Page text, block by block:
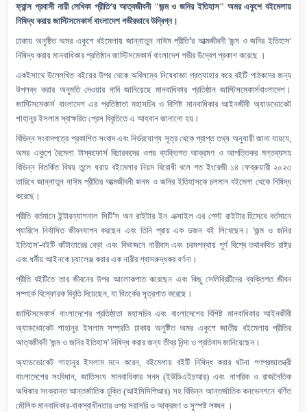
ফ্রান্স প্রবাসী নারী লেখিকা প্রীতি’র আত্বজীবনী "জন্ম ও জনির ইতিহাস" অমর একুশে বইমেলায়
নিষিদ্ধ করায় জাস্টিসমেকার্স বাংলাদেশ গভীরভাবে উদ্বিগ্ন।
ঢাকায় অনুষ্ঠিত অমর একুশে বইমেলায় জান্নাতুন নাঈম প্রীতি’র আত্মজীবনী 'জন্ম ও জনির ইতিহাস'
নিষিদ্ধ করায় মানবাধিকার প্রতিষ্ঠান জাস্টিসমেকার্স বাংলাদেশ গভীর উদ্বেগ প্রকাশ করেছে ।
একইসাথে উল্লেখিত বইয়ের উপর থেকে অবিলম্বে নিষেধাজ্ঞা প্রত্যাহার করে বইটি পাঠকদের জন্য
উপলব্ধ করার অনুমতি দেওয়ার দাবি জানিয়েছে মানবাধিকার প্রতিষ্ঠান জাস্টিসমেকার্সবাংলাদেশ।
জাস্টিসমেকার্স বাংলাদেশ এর প্রতিষ্ঠাতা মহাসচিব ও বিশিষ্ট মানবাধিকার আইনজীবী অ্যাডভোকেট
শাহানূর ইসলাম স্বাক্ষরিত প্রেস বিবৃতিতে এ আহবান জানানো হয়।
বিভিন্ন সংবাদপত্রে প্রকাশিত সংবাদ এবং নির্ভরযোগ্য সূত্র থেকে প্রাপ্ত তথ্য অনুযায়ী জানা যায়যে,
অমর একুশে বৈমেলা টাস্কফোর্স বিচারকদের ওপর ব্যক্তিগত আক্রমণ ও আপত্তিকর মন্তব্যসহ
বিভিন্ন বিতর্কিত বিষয় তুলে ধরায় বইমেলার নিয়ম বিরোধী বলে গত ইংরেজী ১৪ ফেব্রুয়ারী ২০২৩
তারিখে জান্নাতুন নাঈম প্রীতির আত্মজীবনী জনম ও জনির ইতিহাসকে চলমান বইমেলা থেকে নিষিদ্ধ
করেছে।
প্রীতি বর্তমানে ইন্টারন্যাশনাল সিটি’স অন রাইটার ইন এক্সাইল এর গেস্ট রাইটার হিসেবে বর্তমানে
প্যারিসে নির্বাসিত জীবনযাপন করছেন এবং তিনি প্রায় এক ডজন বই লিখেছেন। 'জন্ম ও জনির
ইতিহাস'-বইটি কাঁটাতারের বেড়া এবং বিভাজনে নারীবাদ এবং চরমপন্থায় পূর্ণ বিশ্বে তথাকথিত রাষ্ট্র
এবং ধর্মীয় আইনকে চ্যালেঞ্জ করার এক নারীর শ্বাসরুদ্ধকর বর্ণনা।
প্রীতি বইটিতে তার জীবনের উপর আলোকপাত করেছেন এবং কিছু সেলিব্রিটিদের ব্যক্তিগত জীবন
সম্পর্কে বিস্ফোরক বিবৃতি দিয়েছেন, যা বিতর্কের সূত্রপাত করেছে।
জাস্টিসমেকার্স বাংলাদেশের প্রতিষ্ঠাতা মহাসচিব এবং বাংলাদেশের বিশিষ্ট মানবাধিকার আইনজীবী
অ্যাডভোকেট শাহানুর ইসলাম সম্প্রতি ঢাকায় অনুষ্টিত অমর একুশে জাতীয় বইমেলায় প্রীতির
আত্বজীবনী 'জন্ম ও জনির ইতিহাস' নিষিদ্ধ করার জন্য তীব্র নিন্দা ও প্রতিবাদ জানিয়েছেন।
অ্যাডভোকেট শাহানুর ইসলাম মনে করেন, বইমেলায় বইটি নিষিদ্ধ করার ঘটনা গণপ্রজাতন্ত্রী
বাংলাদেশের সংবিধান, জাতিসংঘ মানবাধিকার সনদ (ইউডিএইচআর) এবং নাগরিক ও রাজনৈতিক
অধিকার সংক্রান্ত আন্তর্জাতিক চুক্তি (আইসিসিপিআর) সহ বিভিন্ন আন্তর্জাতিক কনভেনশনে বর্ণিত
মৌলিক মানবাধিকার-বাকস্বাধীনতার ওপর সরাসরি ও আক্রমণ ও সুস্পষ্ট লঙ্ঘন ।